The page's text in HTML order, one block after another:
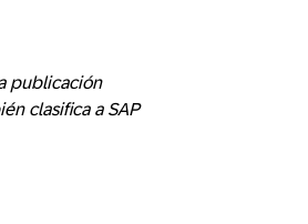
publicación
clasifica a SAP